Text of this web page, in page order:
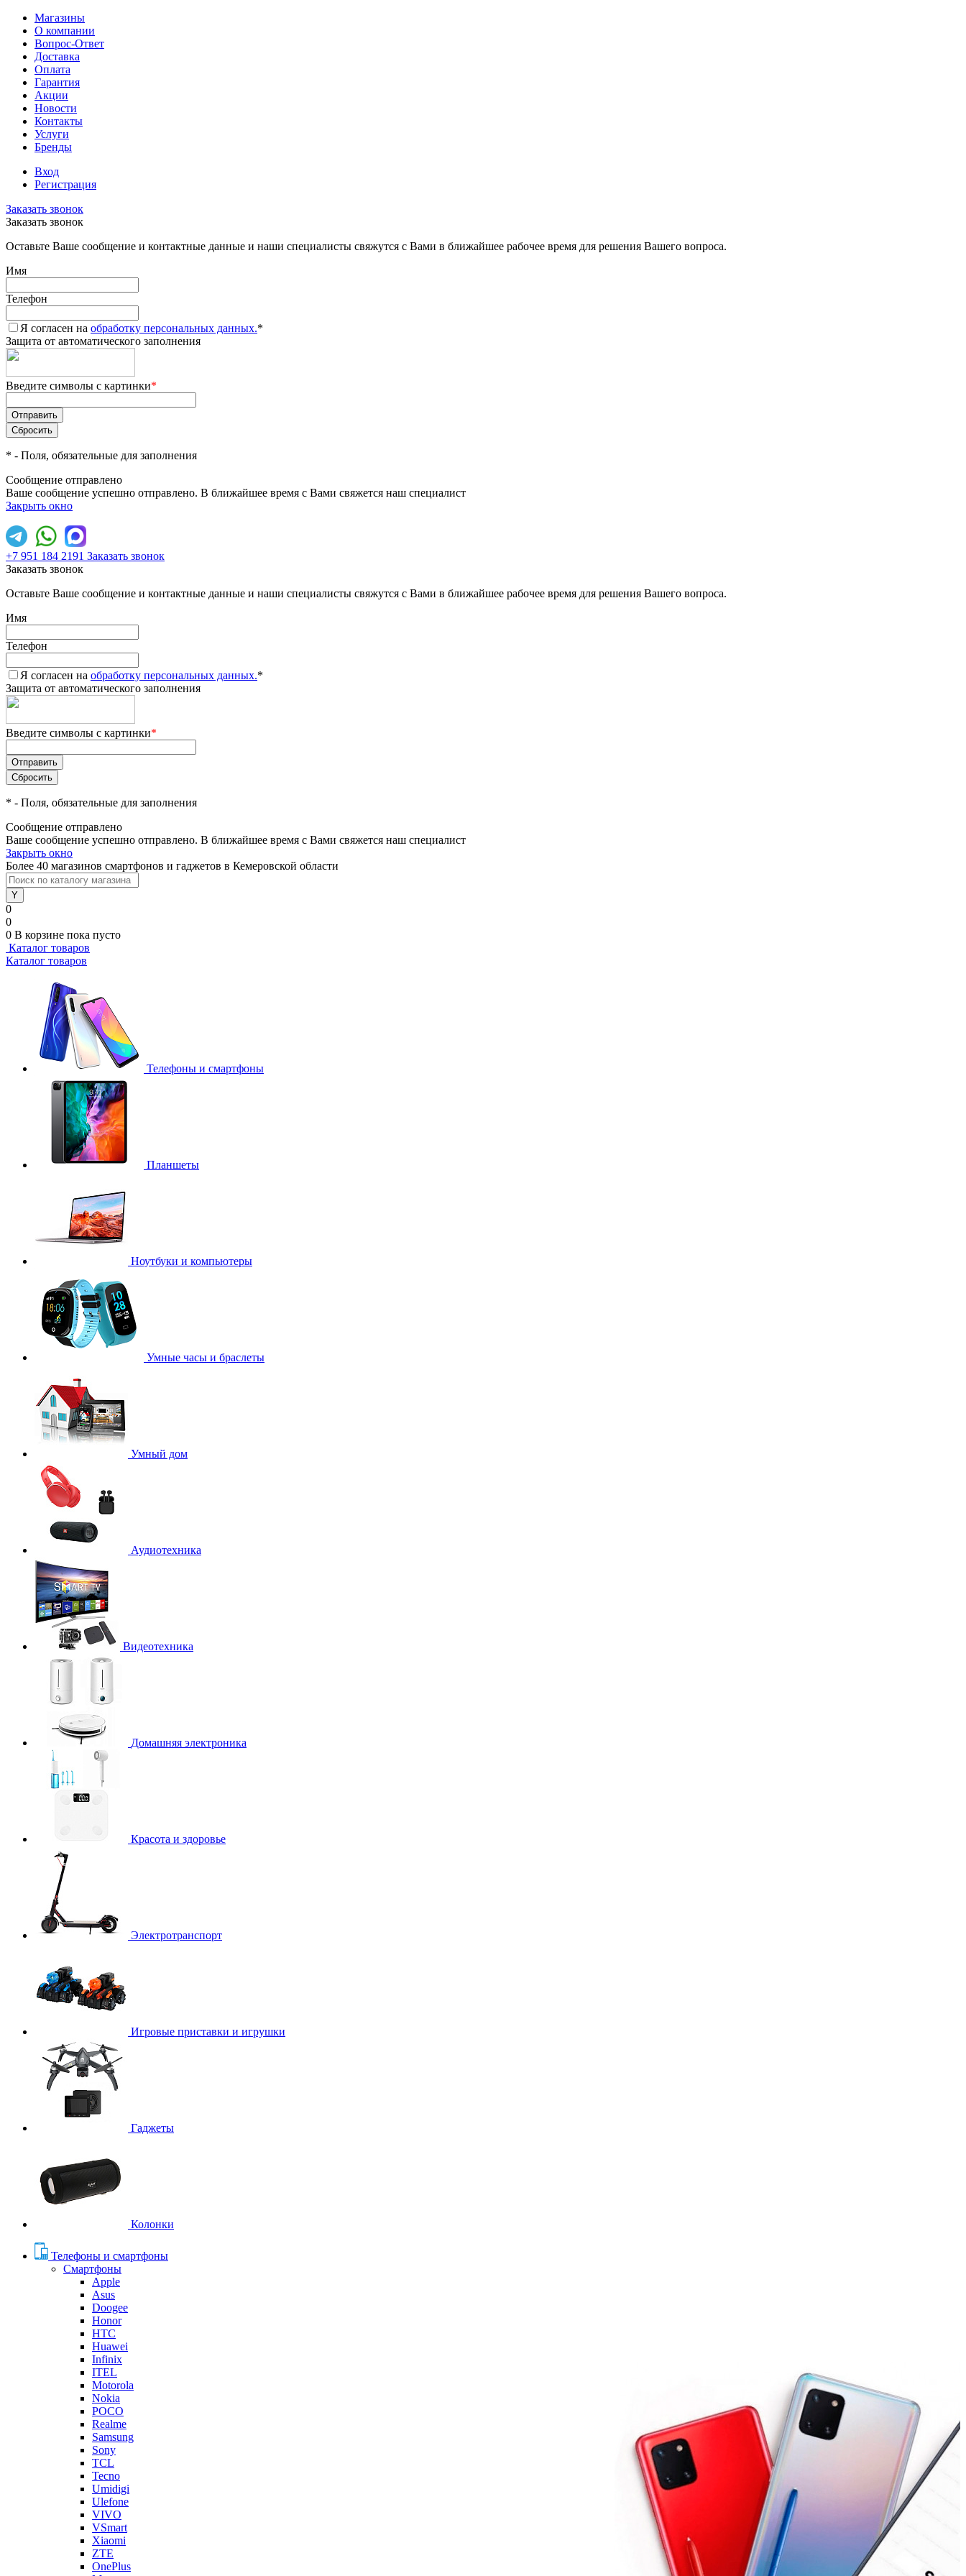
Магазины
О компании
Вопрос-Ответ
Доставка
Оплата
Гарантия
Акции
Новости
Контакты
Услуги
Бренды
Вход
Регистрация
Заказать звонок
Заказать звонок
Оставьте Ваше сообщение и контактные данные и наши специалисты свяжутся с Вами в ближайшее рабочее время для решения Вашего вопроса.
Имя
Телефон
Я согласен на обработку персональных данных.*
Защита от автоматического заполнения
Введите символы с картинки*
* - Поля, обязательные для заполнения
Сообщение отправлено
Ваше сообщение успешно отправлено. В ближайшее время с Вами свяжется наш специалист
Закрыть окно
+7 951 184 2191 Заказать звонок
Заказать звонок
Оставьте Ваше сообщение и контактные данные и наши специалисты свяжутся с Вами в ближайшее рабочее время для решения Вашего вопроса.
Имя
Телефон
Я согласен на обработку персональных данных.*
Защита от автоматического заполнения
Введите символы с картинки*
* - Поля, обязательные для заполнения
Сообщение отправлено
Ваше сообщение успешно отправлено. В ближайшее время с Вами свяжется наш специалист
Закрыть окно
Более 40 магазинов смартфонов и гаджетов в Кемеровской области
0
0
0 В корзине пока пусто
Каталог товаров
Каталог товаров
Телефоны и смартфоны
Планшеты
Ноутбуки и компьютеры
Умные часы и браслеты
Умный дом
Аудиотехника
Видеотехника
Домашняя электроника
Красота и здоровье
Электротранспорт
Игровые приставки и игрушки
Гаджеты
Колонки
Телефоны и смартфоны
Смартфоны
Apple
Asus
Doogee
Honor
HTC
Huawei
Infinix
ITEL
Motorola
Nokia
POCO
Realme
Samsung
Sony
TCL
Tecno
Umidigi
Ulefone
VIVO
VSmart
Xiaomi
ZTE
OnePlus